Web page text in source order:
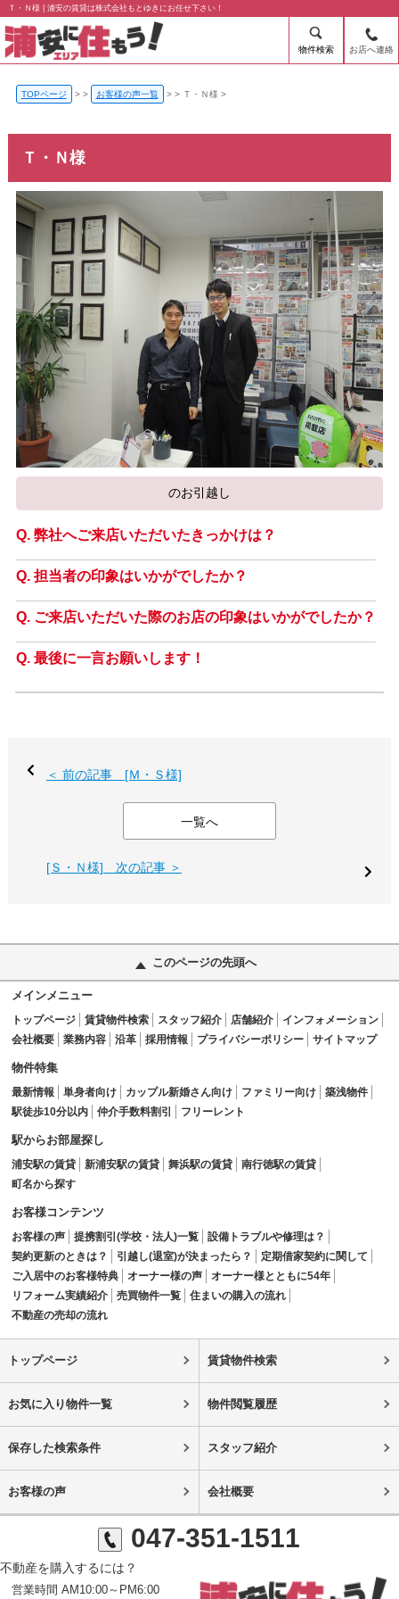
Ｔ・Ｎ様 | 浦安の賃貸は株式会社もとゆきにお任せ下さい！
物件検索 お店へ連絡
TOPページ > お客様の声一覧 > Ｔ・Ｎ様
Ｔ・Ｎ様
のお引越し
弊社へご来店いただいたきっかけは？
担当者の印象はいかがでしたか？
ご来店いただいた際のお店の印象はいかがでしたか？
最後に一言お願いします！
＜ 前の記事 [Ｍ・Ｓ様]
一覧へ
[Ｓ・Ｎ様] 次の記事 ＞
このページの先頭へ
メインメニュー
トップページ 賃貸物件検索 スタッフ紹介 店舗紹介
インフォメーション
会社概要
業務内容 沿革 採用情報 プライバシーポリシー サイトマップ
物件特集
最新情報 単身者向け カップル新婚さん向け ファミリー向け
築浅物件
駅徒歩10分以内
仲介手数料割引 フリーレント
駅からお部屋探し
浦安駅の賃貸 新浦安駅の賃貸 舞浜駅の賃貸
南行徳駅の賃貸
町名から探す
お客様コンテンツ
お客様の声 提携割引(学校・法人)一覧
設備トラブルや修理は？
契約更新のときは？
引越し(退室)が決まったら？
定期借家契約に関して
ご入居中のお客様特典
オーナー様の声
オーナー様とともに54年
リフォーム実績紹介
売買物件一覧
住まいの購入の流れ
不動産の売却の流れ
トップページ 賃貸物件検索
お気に入り物件一覧 物件閲覧履歴
保存した検索条件 スタッフ紹介
お客様の声 会社概要
047-351-1511
不動産を購入するには？
営業時間 AM10:00～PM6:00